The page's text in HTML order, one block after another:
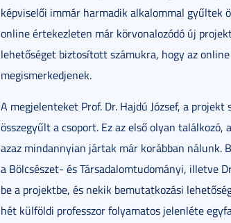
képviselői immár harmadik alkalommal gyűltek
online értekezleten már körvonalozódó új
lehetőséget biztosított számukra, hogy az
megismerkedjenek.
A megjelenteket Prof. Dr. Hajdú József, a
összegyűlt a csoport. Ez az első olyan
azaz mindannyian jártak már korábban nálunk.
a Bölcsészet- és Társadalomtudományi, illetve
be a projektbe, és nekik bemutatkozási
hét külföldi professzor folyamatos jelenléte